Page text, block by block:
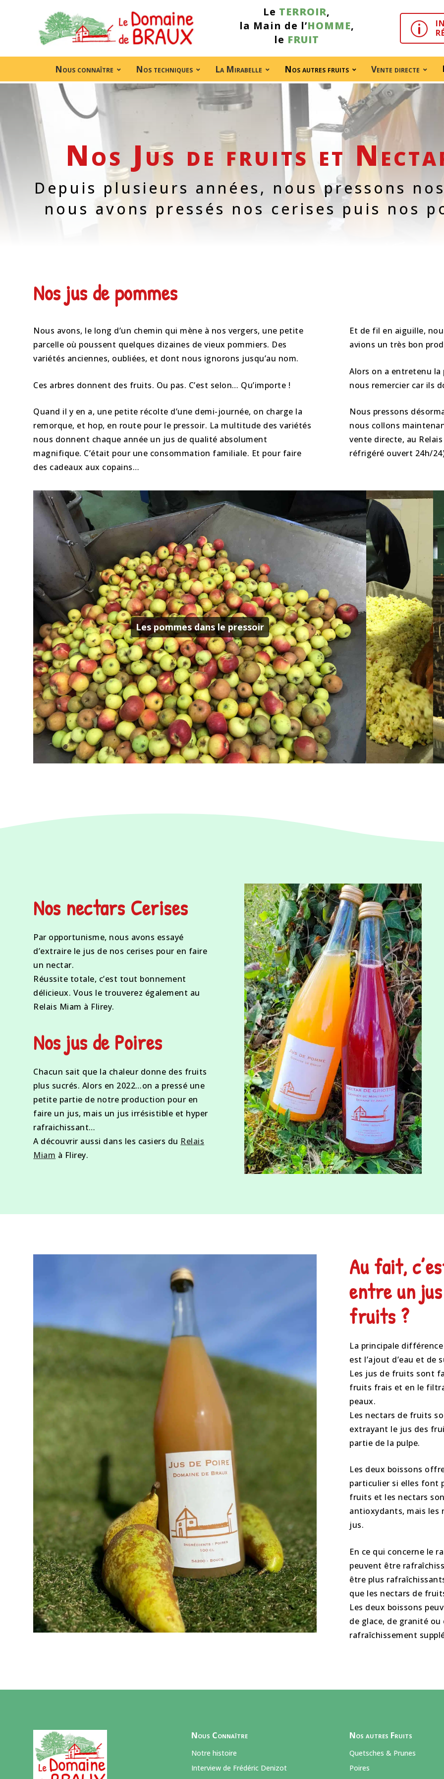
Le TERROIR,
la Main de l’HOMME,
le FRUIT
p
Nous connaître Nos techniques La Mirabelle Nos autres fruits Vente directe
Nos Jus de fruits et
Depuis plusieurs années, nous pressons
nous avons pressés nos cerises puis nos
Nos jus de pommes
Nous avons, le long d’un chemin qui mène à nos vergers, une petite
parcelle où poussent quelques dizaines de vieux pommiers. Des
variétés anciennes, oubliées, et dont nous ignorons jusqu’au nom.
Ces arbres donnent des fruits. Ou pas. C’est selon… Qu’importe !
Quand il y en a, une petite récolte d’une demi-journée, on charge la
remorque, et hop, en route pour le pressoir. La multitude des variétés
nous donnent chaque année un jus de qualité absolument
magnifique. C’était pour une consommation familiale. Et pour faire
des cadeaux aux copains…
Et de fil en aiguille,
avions un très bon
Alors on a entretenu
nous remercier car ils
Nous pressons
nous collons
vente directe, au
réfrigéré ouvert 24h/
Les pommes dans le pressoir
Nos nectars Cerises
Par opportunisme, nous avons essayé
d’extraire le jus de nos cerises pour en faire
un nectar.
Réussite totale, c’est tout bonnement
délicieux. Vous le trouverez également au
Relais Miam à Flirey.
Nos jus de Poires
Chacun sait que la chaleur donne des fruits
plus sucrés. Alors en 2022…on a pressé une
petite partie de notre production pour en
faire un jus, mais un jus irrésistible et hyper
rafraichissant…
A découvrir aussi dans les casiers du Relais
Miam à Flirey.
Au fait,
entre un
fruits ?
La principale
est l’ajout d’eau et de
Les jus de fruits sont
fruits frais et en le
peaux.
Les nectars de fruits
extrayant le jus des
partie de la pulpe.
Les deux boissons
particulier si elles font
fruits et les nectars
antioxydants, mais les
jus.
En ce qui concerne le
peuvent être
être plus
que les nectars de
Les deux boissons
de glace, de granité
rafraîchissement
Nous Connaître
Notre histoire
Interview de Frédéric Denizot
Nos autres Fruits
Quetsches & Prunes
Poires